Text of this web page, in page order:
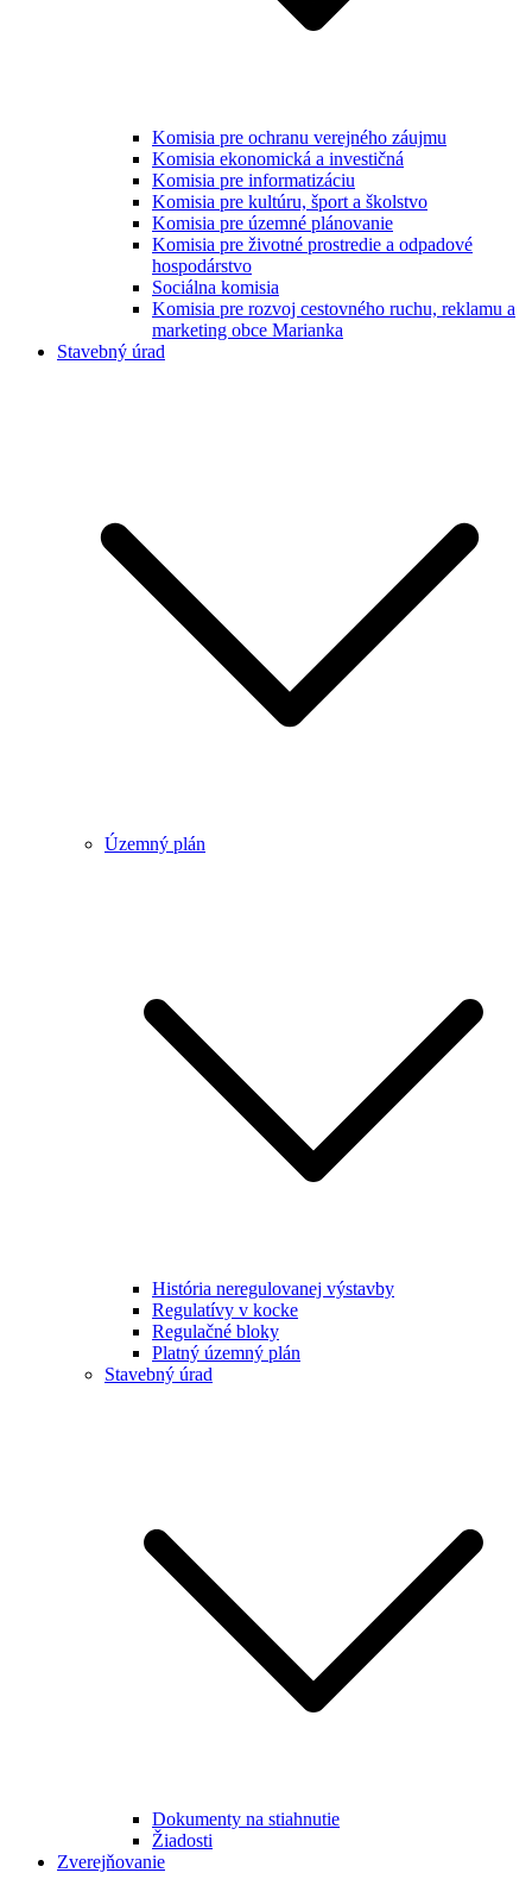
Komisia pre ochranu verejného záujmu
Komisia ekonomická a investičná
Komisia pre informatizáciu
Komisia pre kultúru, šport a školstvo
Komisia pre územné plánovanie
Komisia pre životné prostredie a odpadové
hospodárstvo
Sociálna komisia
Komisia pre rozvoj cestovného ruchu, reklamu a
marketing obce Marianka
Stavebný úrad
Územný plán
História neregulovanej výstavby
Regulatívy v kocke
Regulačné bloky
Platný územný plán
Stavebný úrad
Dokumenty na stiahnutie
Žiadosti
Zverejňovanie